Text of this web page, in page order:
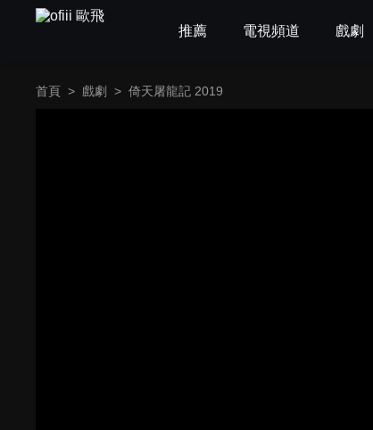
推薦 電視頻道 戲劇
首頁 > 戲劇 > 倚天屠龍記 2019